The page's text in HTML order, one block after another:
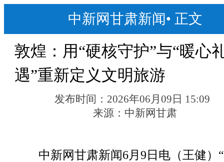
中新网甘肃新闻• 正文
敦煌：用“硬核守护”与“暖心
遇”重新定义文明旅游
发布时间： 2026年06月09日 15:09
来源： 中新网甘肃
中新网甘肃新闻6月9日电（王健）